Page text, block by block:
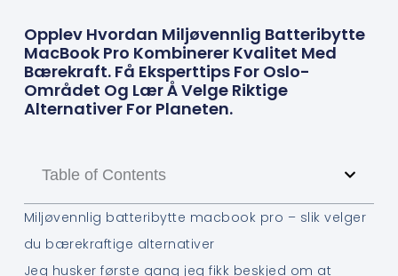
Opplev Hvordan Miljøvennlig Batteribytte
MacBook Pro Kombinerer Kvalitet Med
Bærekraft. Få Eksperttips For Oslo-
Området Og Lær Å Velge Riktige
Alternativer For Planeten.
Table of Contents
Miljøvennlig batteribytte macbook pro – slik velger
du bærekraftige alternativer
Jeg husker første gang jeg fikk beskjed om at